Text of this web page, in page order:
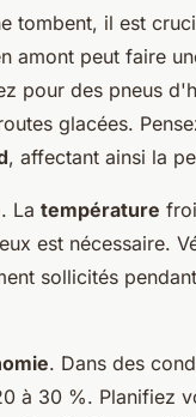
tombent, il est
amont peut faire
pour des pneus
glacées.
, affectant ainsi la
. La température
est nécessaire.
sollicités
. Dans des
à 30 %. Planifiez